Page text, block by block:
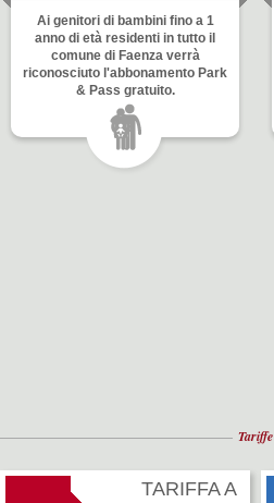
Ai genitori di bambini fino a 1
anno di età residenti in tutto il
comune di Faenza verrà
riconosciuto l'abbonamento Park
& Pass gratuito.
Tariffe
TARIFFA A